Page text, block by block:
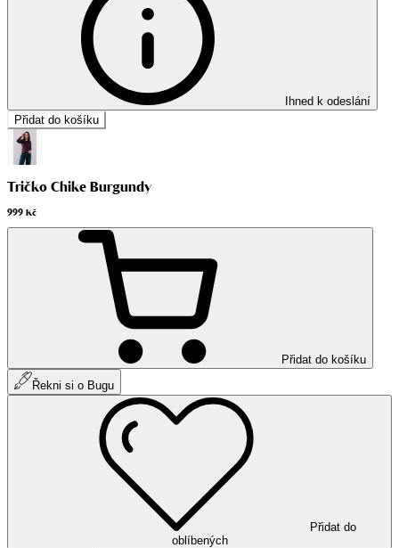
Ihned k odeslání
Přidat do košíku
Tričko Chike Burgundy
999 Kč
Přidat do košíku
Řekni si o Bugu
Přidat do
oblíbených